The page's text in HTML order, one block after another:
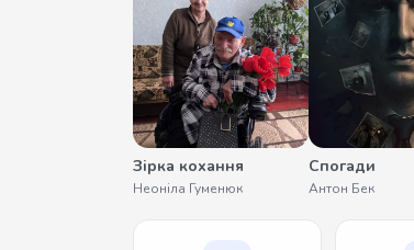
Зірка кохання
Неоніла Гуменюк
Спогади
Антон Бек